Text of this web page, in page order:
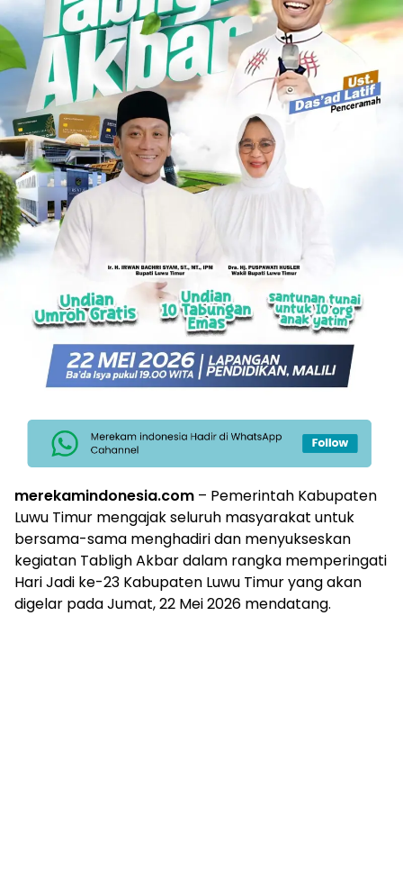
merekamindonesia.com – Pemerintah Kabupaten
Luwu Timur mengajak seluruh masyarakat untuk
bersama-sama menghadiri dan menyukseskan
kegiatan Tabligh Akbar dalam rangka memperingati
Hari Jadi ke-23 Kabupaten Luwu Timur yang akan
digelar pada Jumat, 22 Mei 2026 mendatang.